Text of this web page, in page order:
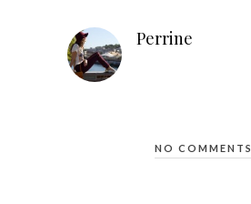
Perrine
NO COMMENTS